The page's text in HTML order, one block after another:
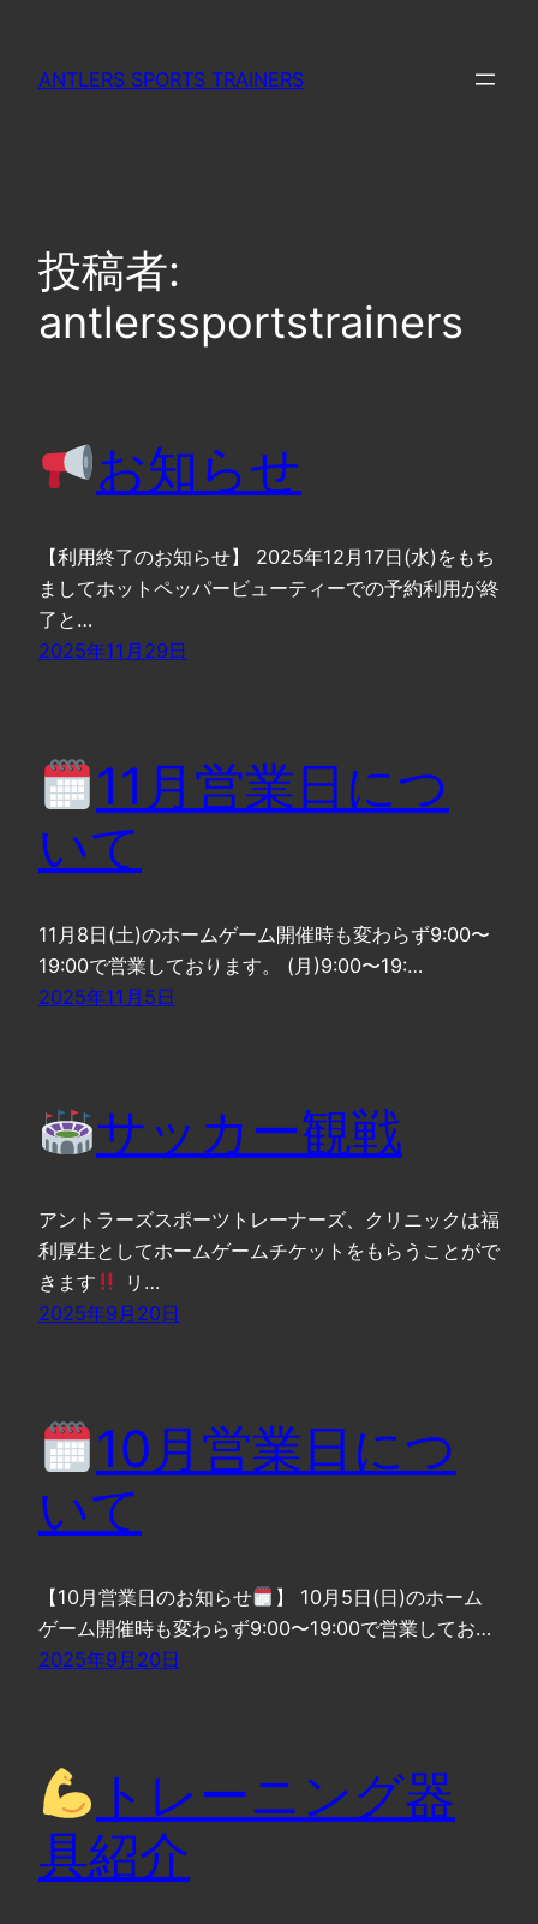
ANTLERS SPORTS TRAINERS
投稿者:
antlerssportstrainers
お知らせ
【利用終了のお知らせ】 2025年12月17日(水)をもち
ましてホットペッパービューティーでの予約利用が終
了と…
2025年11月29日
11月営業日につ
いて
11月8日(土)のホームゲーム開催時も変わらず9:00〜
19:00で営業しております。 (月)9:00〜19:…
2025年11月5日
サッカー観戦
アントラーズスポーツトレーナーズ、クリニックは福
利厚生としてホームゲームチケットをもらうことがで
きます
リ…
2025年9月20日
10月営業日につ
いて
【10月営業日のお知らせ
】 10月5日(日)のホーム
ゲーム開催時も変わらず9:00〜19:00で営業してお…
2025年9月20日
トレーニング器
具紹介